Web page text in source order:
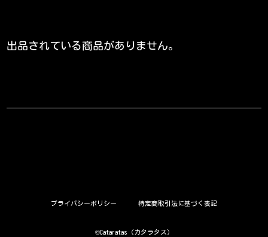
出品されている商品がありません。
プライバシーポリシー 特定商取引法に基づく表記
©︎Cataratas（カタラタス）